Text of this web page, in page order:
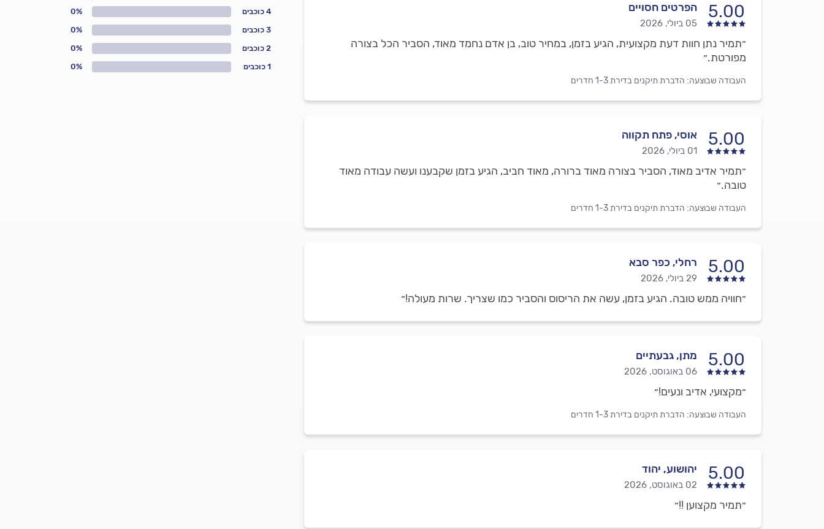
1 כוכבים 0%
2 כוכבים 0%
3 כוכבים 0%
4 כוכבים 0% 5.00 הפרטים חסויים
05 ביולי, 2026
״תמיר נתן חוות דעת מקצועית, הגיע בזמן, במחיר טוב, בן אדם נחמד מאוד, הסביר הכל בצורה
מפורטת.״
העבודה שבוצעה: הדברת תיקנים בדירת 1-3 חדרים
5.00 אוסי, פתח תקווה
01 ביולי, 2026
״תמיר אדיב מאוד, הסביר בצורה מאוד ברורה, מאוד חביב, הגיע בזמן שקבענו ועשה עבודה מאוד
טובה.״
העבודה שבוצעה: הדברת תיקנים בדירת 1-3 חדרים
5.00 רחלי, כפר סבא
29 ביולי, 2026
״חוויה ממש טובה. הגיע בזמן, עשה את הריסוס והסביר כמו שצריך. שרות מעולה!״
5.00 מתן, גבעתיים
06 באוגוסט, 2026
״מקצועי, אדיב ונעים!״
העבודה שבוצעה: הדברת תיקנים בדירת 1-3 חדרים
5.00 יהושוע, יהוד
02 באוגוסט, 2026
״תמיר מקצוען !!״